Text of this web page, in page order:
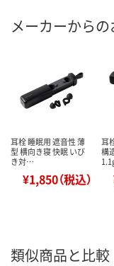
メーカーから
耳栓 睡眠用 遮音性 薄
型 横向き寝 快眠 いび
き対…
¥1,850（税込）
耳
構
類似商品と比較